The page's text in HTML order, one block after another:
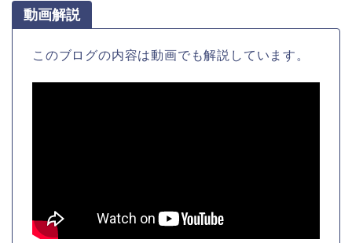
動画解説
このブログの内容は動画でも解説しています。